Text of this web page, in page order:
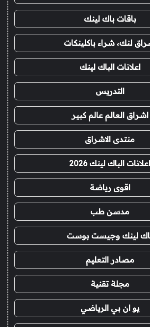
باقات باك لينك
لنك، شراء باكلينكات
اعلانات الباك لينك
التدريس
اشراق العالم عالم كبير
منتدى الاشراق
اعلانات الباك لينك 2026
اقوى رياضة
مدسن طب
لينك وجيست بوست
مصادر التعليم
مجلة تقنية
يو ان بي الرياضي